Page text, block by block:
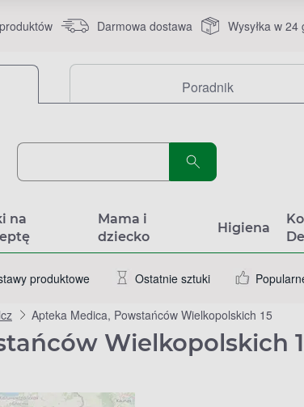
Darmowa dostawa Wysyłka w 24
Poradnik
na
Mama i
dziecko
Higiena
produktowe Ostatnie sztuki
Apteka Medica, Powstańców Wielkopolskich 15
Wielkopolskich